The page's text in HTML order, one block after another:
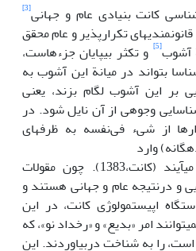
کانت بنیادی عام و جهانی[3]
تکرارپذیر و عام محقق
آشوب[5]
و تکثر بی­پایان جزءهاست،
بتواند در میانة این آشوب به
بر این آشوب لگام بزند، یعنی
وجوهی از آن نایل شود. در
از شیء فی‌نفسه به ظرف­های
وارد
می­شوند و به شناخت در می­آیند (کانت،1383). چون مقولات
و درنتیجه عام و جهانی هستند و
اپیستمولوژی کانت، در این
امر «بدیع» و «رخداد نو»، که
را به شناخت دربیاوردند. این